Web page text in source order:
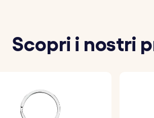
Scopri i nostri